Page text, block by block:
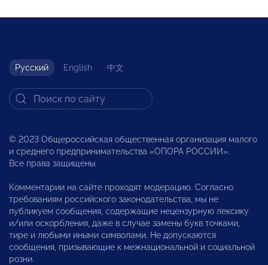
Русский English 中文
© 2023 Общероссийская общественная организация малого
и среднего предпринимательства «ОПОРА РОССИИ».
Все права защищены.
Комментарии на сайте проходят модерацию. Согласно
требованиям российского законодательства, мы не
публикуем сообщения, содержащие нецензурную лексику
и/или оскорбления, даже в случае замены букв точками,
тире и любыми иными символами. Не допускаются
сообщения, призывающие к межнациональной и социальной
розни.